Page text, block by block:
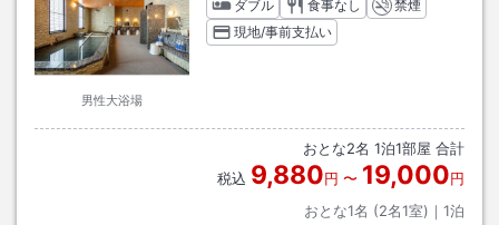
男性大浴場
ダブル 食事なし
禁煙
現地/事前支払い
おとな2名 1泊1部屋 合計
税込 9,880円 〜 19,000円
おとな1名 (2名1室)｜ 1泊